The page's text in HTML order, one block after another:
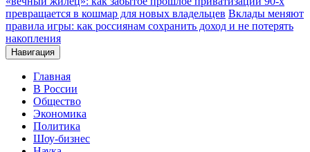
превращается в кошмар для новых владельцев Вклады меняют
правила игры: как россиянам сохранить доход и не потерять
накопления
Навигация
Главная
В России
Общество
Экономика
Политика
Шоу-бизнес